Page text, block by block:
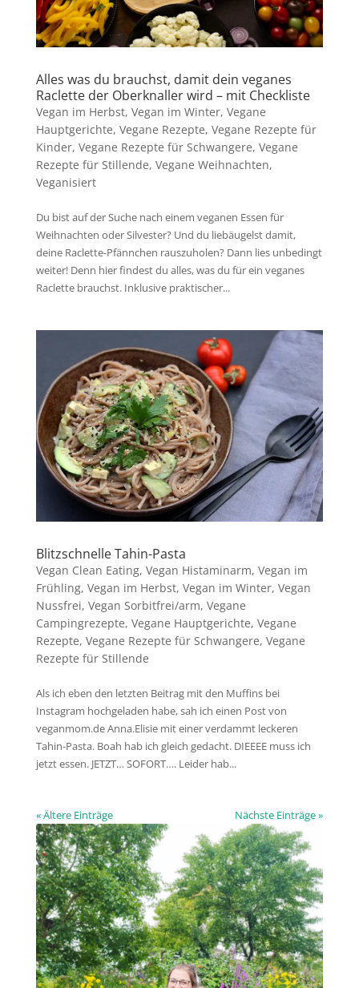
Alles was du brauchst, damit dein veganes
Raclette der Oberknaller wird – mit Checkliste
Vegan im Herbst, Vegan im Winter, Vegane
Hauptgerichte, Vegane Rezepte, Vegane Rezepte für
Kinder, Vegane Rezepte für Schwangere, Vegane
Rezepte für Stillende, Vegane Weihnachten,
Veganisiert
Du bist auf der Suche nach einem veganen Essen für
Weihnachten oder Silvester? Und du liebäugelst damit,
deine Raclette-Pfännchen rauszuholen? Dann lies unbedingt
weiter! Denn hier findest du alles, was du für ein veganes
Raclette brauchst. Inklusive praktischer...
Blitzschnelle Tahin-Pasta
Vegan Clean Eating, Vegan Histaminarm, Vegan im
Frühling, Vegan im Herbst, Vegan im Winter, Vegan
Nussfrei, Vegan Sorbitfrei/arm, Vegane
Campingrezepte, Vegane Hauptgerichte, Vegane
Rezepte, Vegane Rezepte für Schwangere, Vegane
Rezepte für Stillende
Als ich eben den letzten Beitrag mit den Muffins bei
Instagram hochgeladen habe, sah ich einen Post von
veganmom.de Anna.Elisie mit einer verdammt leckeren
Tahin-Pasta. Boah hab ich gleich gedacht. DIEEEE muss ich
jetzt essen. JETZT… SOFORT…. Leider hab...
« Ältere Einträge Nächste Einträge »